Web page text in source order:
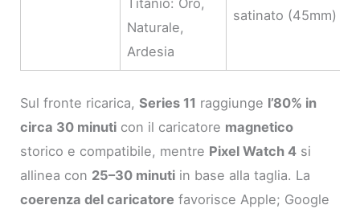
Titanio: Oro,
Naturale,
Ardesia
satinato (45mm)
Sul fronte ricarica,Series 11 raggiunge l’80% in
circa 30 minuti con il caricatore magnetico
storico e compatibile, mentre Pixel Watch 4 si
allinea con 25–30 minuti in base alla taglia. La
coerenza del caricatore favorisce Apple; Google